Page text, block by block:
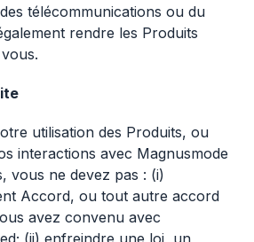
télécommunications ou du
rendre les Produits
utilisation des Produits, ou
interactions avec Magnusmode
vous ne devez pas : (i)
Accord, ou tout autre accord
avez convenu avec
(ii) enfreindre une loi, un